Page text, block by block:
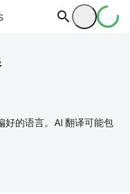
好的语言。AI 翻译可能包